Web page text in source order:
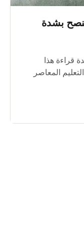
بشدة
قراءة هذا
المعاصر